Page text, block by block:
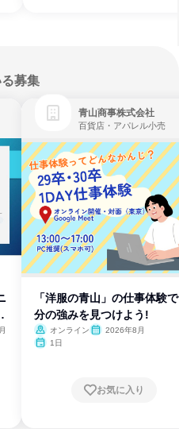
募集
青山商事株式会社
百貨店・アパレル小売
「洋服の青山」の仕事体験
分の強みを見つけよう!
オンライン
2026年8月
1日
お気に入り